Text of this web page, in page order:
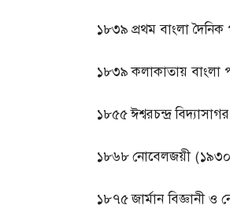
১৮৩৯ প্রথম বাংলা দৈনিক
১৮৩৯ কলাকাতায় বাংলা
১৮৫৫ঈশ্বরচন্দ্র
১৮৬৮নোবেলজয়ী (১৯৩০
১৮৭৫জার্মান বিজ্ঞানী